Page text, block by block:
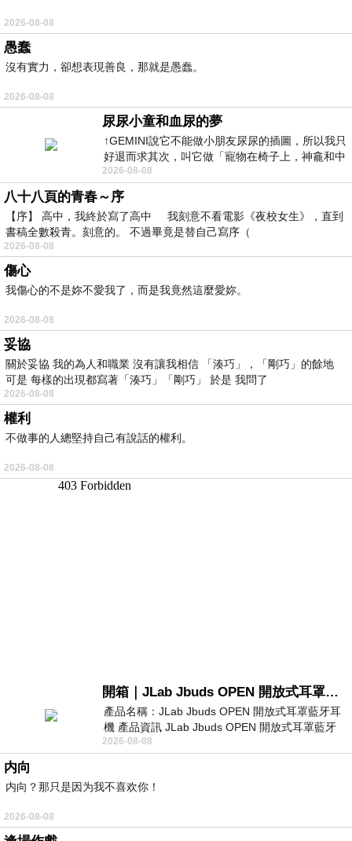
2026-08-08
愚蠢
沒有實力，卻想表現善良，那就是愚蠢。
2026-08-08
尿尿小童和血尿的夢
↑GEMINI說它不能做小朋友尿尿的插圖，所以我只
好退而求其次，叫它做「寵物在椅子上，神龕和中
年人臉孔」的畫了。 六月底
2026-08-08
八十八頁的青春～序
【序】 高中，我終於寫了高中 我刻意不看電影《夜校女生》，直到
書稿全數殺青。刻意的。 不過畢竟是替自己寫序（
2026-08-08
傷心
我傷心的不是妳不愛我了，而是我竟然這麼愛妳。
2026-08-08
妥協
關於妥協 我的為人和職業 沒有讓我相信 「湊巧」，「剛巧」的餘地
可是 每樣的出現都寫著「湊巧」「剛巧」 於是 我問了
2026-08-08
權利
不做事的人總堅持自己有說話的權利。
2026-08-08
開箱｜JLab Jbuds OPEN 開放式耳罩藍牙耳機 - 設計美學，輕巧、透氣、環境音全物理達成！
產品名稱：JLab Jbuds OPEN 開放式耳罩藍牙耳
機 產品資訊 JLab Jbuds OPEN 開放式耳罩藍牙
耳機評語：非常有特色，值得喜愛美型工
2026-08-08
内向
内向？那只是因为我不喜欢你！
2026-08-08